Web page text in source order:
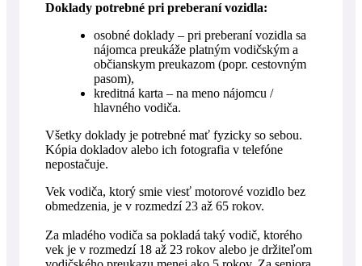
Doklady potrebné pri preberaní vozidla:
osobné doklady – pri preberaní vozidla sa
nájomca preukáže platným vodičským a
občianskym preukazom (popr. cestovným
pasom),
kreditná karta – na meno nájomcu /
hlavného vodiča.
Všetky doklady je potrebné mať fyzicky so sebou.
Kópia dokladov alebo ich fotografia v telefóne
nepostačuje.
Vek vodiča, ktorý smie viesť motorové vozidlo bez
obmedzenia, je v rozmedzí 23 až 65 rokov.
Za mladého vodiča sa pokladá taký vodič, ktorého
vek je v rozmedzí 18 až 23 rokov alebo je držiteľom